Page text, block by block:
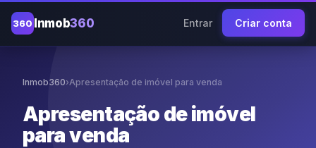
360 Inmob360 Entrar Criar conta
Inmob360›Apresentação de imóvel para venda
Apresentação de imóvel
para venda